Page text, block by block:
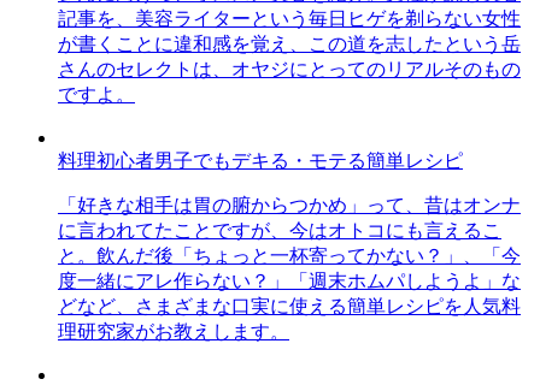
記事を、美容ライターという毎日ヒゲを剃らない女性
が書くことに違和感を覚え、この道を志したという岳
さんのセレクトは、オヤジにとってのリアルそのもの
ですよ。
料理初心者男子でもデキる・モテる簡単レシピ
「好きな相手は胃の腑からつかめ」って、昔はオンナ
に言われてたことですが、今はオトコにも言えるこ
と。飲んだ後「ちょっと一杯寄ってかない？」、「今
度一緒にアレ作らない？」「週末ホムパしようよ」な
どなど、さまざまな口実に使える簡単レシピを人気料
理研究家がお教えします。